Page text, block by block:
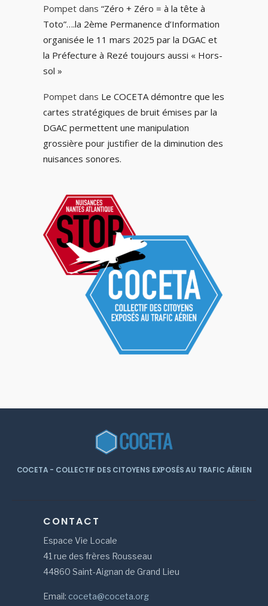
Pompetdans “Zéro + Zéro = à la tête à
Toto”….la 2ème Permanence d’Information
organisée le 11 mars 2025 par la DGAC et
la Préfecture à Rezé toujours aussi « Hors-
sol »
Pompetdans Le COCETA démontre que les
cartes stratégiques de bruit émises par la
DGAC permettent une manipulation
grossière pour justifier de la diminution des
nuisances sonores.
COCETA - COLLECTIF DES CITOYENS EXPOSÉS AU TRAFIC AÉRIEN
CONTACT
Espace Vie Locale
41 rue des frères Rousseau
44860 Saint-Aignan de Grand Lieu
Email: coceta@coceta.org